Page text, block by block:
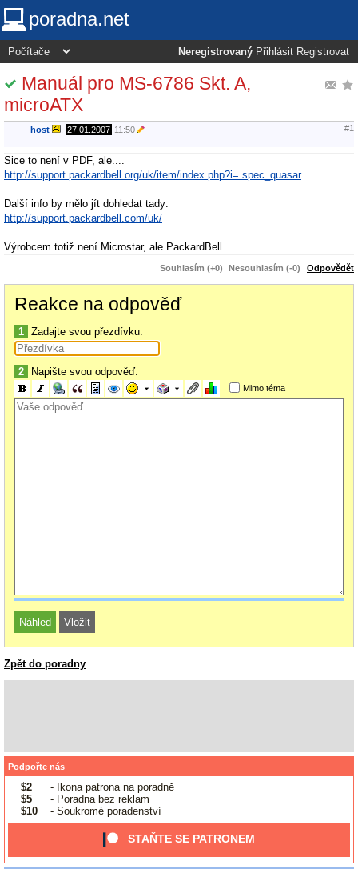
poradna.net
Neregistrovaný Přihlásit Registrovat
Manuál pro MS-6786 Skt. A,
microATX
host 27.01.2007 11:50 #1
Sice to není v PDF, ale....
http://support.packardbell.org/uk/item/index.php?i= spec_quasar
Další info by mělo jít dohledat tady:
http://support.packardbell.com/uk/
Výrobcem totiž není Microstar, ale PackardBell.
Souhlasím (+0) Nesouhlasím (-0) Odpovědět
Reakce na odpověď
1 Zadajte svou přezdívku:
2 Napište svou odpověď:
Mimo téma
Zpět do poradny
Podpořte nás
$2
- Ikona patrona na poradně
$5
- Poradna bez reklam
$10
- Soukromé poradenství
STAŇTE SE PATRONEM